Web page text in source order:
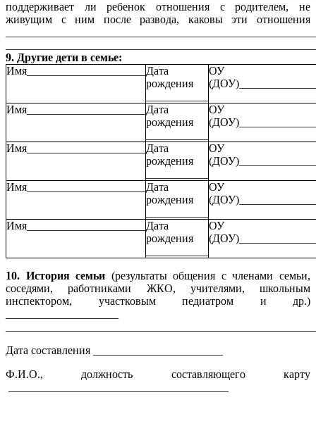
поддерживает ли ребенок отношения с родителем, не
живущим с ним после развода, каковы эти отношения
9. Другие дети в семье:
Имя_____________________
Дата
рождения
ОУ
Имя_____________________
Дата
рождения
ОУ
Имя_____________________
Дата
рождения
ОУ
Имя_____________________
Дата
рождения
ОУ
Имя_____________________
Дата
рождения
ОУ
10. История семьи (результаты общения с членами семьи,
соседями, работниками ЖКО, учителями, школьным
инспектором, участковым педиатром и др.)
Дата составления _______________________
Ф.И.О., должность составляющего карту